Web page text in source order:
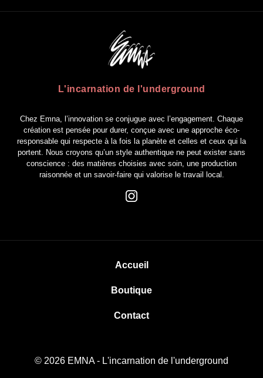
L'incarnation de l'underground
Chez Emna, l’innovation se conjugue avec l’engagement. Chaque
création est pensée pour durer, conçue avec une approche éco-
responsable qui respecte à la fois la planète et celles et ceux qui la
portent. Nous croyons qu’un style authentique ne peut exister sans
conscience : des matières choisies avec soin, une production
raisonnée et un savoir-faire qui valorise le travail local.
Accueil
Boutique
Contact
© 2026 EMNA- L'incarnation de l'underground